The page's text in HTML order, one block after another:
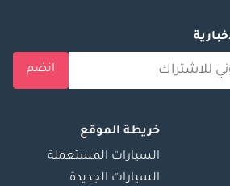
انضم
خريطة الموقع
السيارات المستعملة
السيارات الجديدة